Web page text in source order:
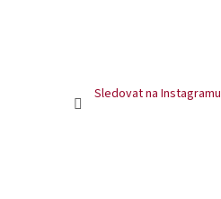
Sledovat na Instagramu